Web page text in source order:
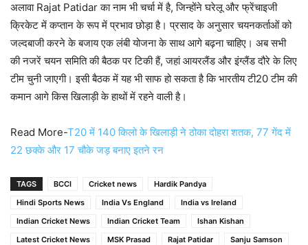
अलावा Rajat Patidar का नाम भी चर्चा में है, जिन्होंने घरेलू और फ्रेंचाइजी
क्रिकेट में कप्तान के रूप में प्रभाव छोड़ा है। प्रसाद के अनुसार चयनकर्ताओं को
जल्दबाजी करने के बजाय एक लंबी योजना के साथ आगे बढ़ना चाहिए। अब सभी
की नजरें चयन समिति की बैठक पर टिकी हैं, जहां आयरलैंड और इंग्लैंड दौरे के लिए
टीम चुनी जाएगी। इसी बैठक में यह भी साफ हो सकता है कि भारतीय टी20 टीम की
कमान आगे किस खिलाड़ी के हाथों में रहने वाली है।
Read More-T20 में 140 किलो के खिलाड़ी ने ठोका दोहरा शतक, 77 गेंद में
22 छक्के और 17 चौके जड़ बनाए इतने रन
TAGS BCCI Cricket news
Hardik Pandya
Hindi Sports News
India Vs England
India vs Ireland
Indian Cricket News
Indian Cricket Team
Ishan Kishan
Latest Cricket News
MSK Prasad Rajat Patidar
Sanju Samson